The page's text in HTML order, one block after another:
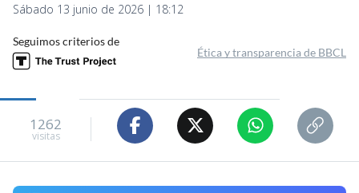
Sábado 13 junio de 2026 | 18:12
Seguimos criterios de
Ética y transparencia de BBCL
1262
visitas